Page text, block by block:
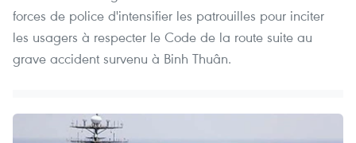
forces de police d'intensifier les patrouilles pour inciter
les usagers à respecter le Code de la route suite au
grave accident survenu à Binh Thuân.